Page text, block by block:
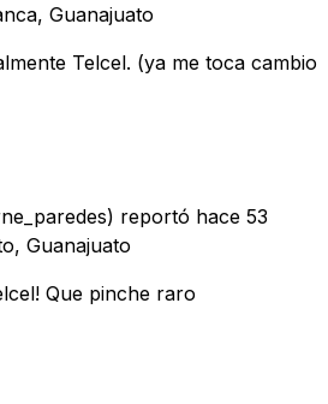
Guanajuato
Telcel. (ya me toca cambio
reportó hace 53
Guanajuato
Que pinche raro